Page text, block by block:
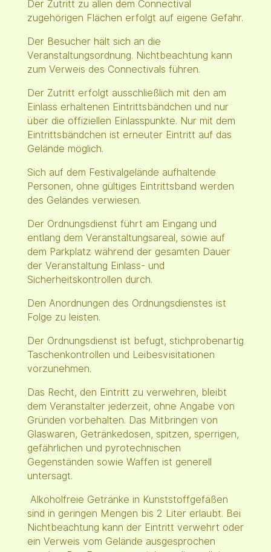
Der Zutritt zu allen dem Connectival
zugehörigen Flächen erfolgt auf eigene Gefahr.
Der Besucher hält sich an die
Veranstaltungsordnung. Nichtbeachtung kann
zum Verweis des Connectivals führen.
Der Zutritt erfolgt ausschließlich mit den am
Einlass erhaltenen Eintrittsbändchen und nur
über die offiziellen Einlasspunkte. Nur mit dem
Eintrittsbändchen ist erneuter Eintritt auf das
Gelände möglich.
Sich auf dem Festivalgelände aufhaltende
Personen, ohne gültiges Eintrittsband werden
des Geländes verwiesen.
Der Ordnungsdienst führt am Eingang und
entlang dem Veranstaltungsareal, sowie auf
dem Parkplatz während der gesamten Dauer
der Veranstaltung Einlass- und
Sicherheitskontrollen durch.
Den Anordnungen des Ordnungsdienstes ist
Folge zu leisten.
Der Ordnungsdienst ist befugt, stichprobenartig
Taschenkontrollen und Leibesvisitationen
vorzunehmen.
Das Recht, den Eintritt zu verwehren, bleibt
dem Veranstalter jederzeit, ohne Angabe von
Gründen vorbehalten. Das Mitbringen von
Glaswaren, Getränkedosen, spitzen, sperrigen,
gefährlichen und pyrotechnischen
Gegenständen sowie Waffen ist generell
untersagt.
Alkoholfreie Getränke in Kunststoffgefäßen
sind in geringen Mengen bis 2 Liter erlaubt. Bei
Nichtbeachtung kann der Eintritt verwehrt oder
ein Verweis vom Gelände ausgesprochen